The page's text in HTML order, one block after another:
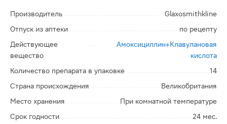
Производитель
Glaxosmithkline
Отпуск из аптеки
по рецепту
Действующее
вещество
Амоксициллин+Клавулановая
кислота
Количество препарата в упаковке
14
Страна происхождения
Великобритания
Место хранения
При комнатной температуре
Срок годности
24 мес.